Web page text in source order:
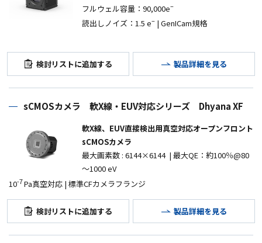
フルウェル容量：90,000e–
読出しノイズ：1.5 e– | GenICam規格
検討リストに追加する 製品詳細を見る
sCMOSカメラ 軟X線・EUV対応シリーズ Dhyana XF
軟X線、EUV直接検出用真空対応オープンフロント
sCMOSカメラ
最大画素数 : 6144×6144| 最大QE：約100％@80
～1000 eV
10-7Pa真空対応 | 標準CFカメラフランジ
検討リストに追加する 製品詳細を見る